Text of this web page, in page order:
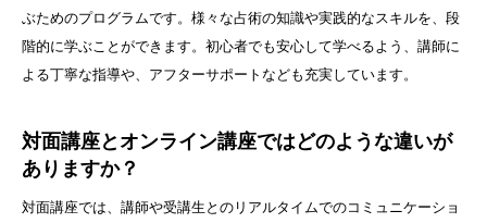
ぶためのプログラムです。様々な占術の知識や実践的なスキルを、段
階的に学ぶことができます。初心者でも安心して学べるよう、講師に
よる丁寧な指導や、アフターサポートなども充実しています。
対面講座とオンライン講座ではどのような違いが
ありますか？
対面講座では、講師や受講生とのリアルタイムでのコミュニケーショ